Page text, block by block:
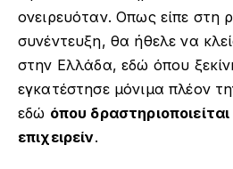
ονειρευόταν. Οπως είπε στη
συνέντευξη, θα ήθελε να
στην Ελλάδα, εδώ όπου
εγκατέστησε μόνιμα πλέον
εδώ όπου
επιχειρείν.